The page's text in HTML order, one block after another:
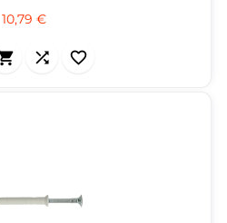
de 100
10,79 €Prix
 